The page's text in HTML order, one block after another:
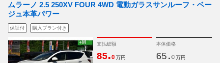
ムラーノ 2.5 250XV FOUR 4WD 電動ガラスサンルーフ・ベー
ジュ本革パワー
保証付 購入プラン付き
支払総額
85.0 万円
本体価格
65. 0 万円